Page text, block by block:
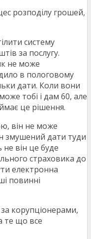
розподілу грошей,
систему
за послугу.
не може
в пологовому
дати. Коли вони
тобі і дам 60, але
це рішення.
він не може
змушений дати туди
не він це буде
страховика до
електронна
повинні
корупціонерами,
те що все